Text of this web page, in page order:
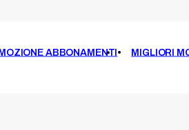
ABBONAMENTI MIGLIORI